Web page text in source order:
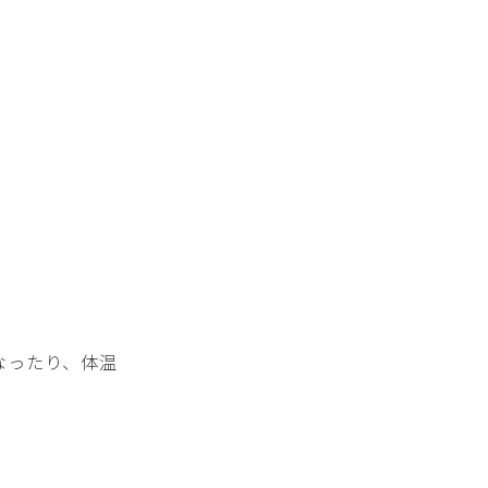
たり、体温